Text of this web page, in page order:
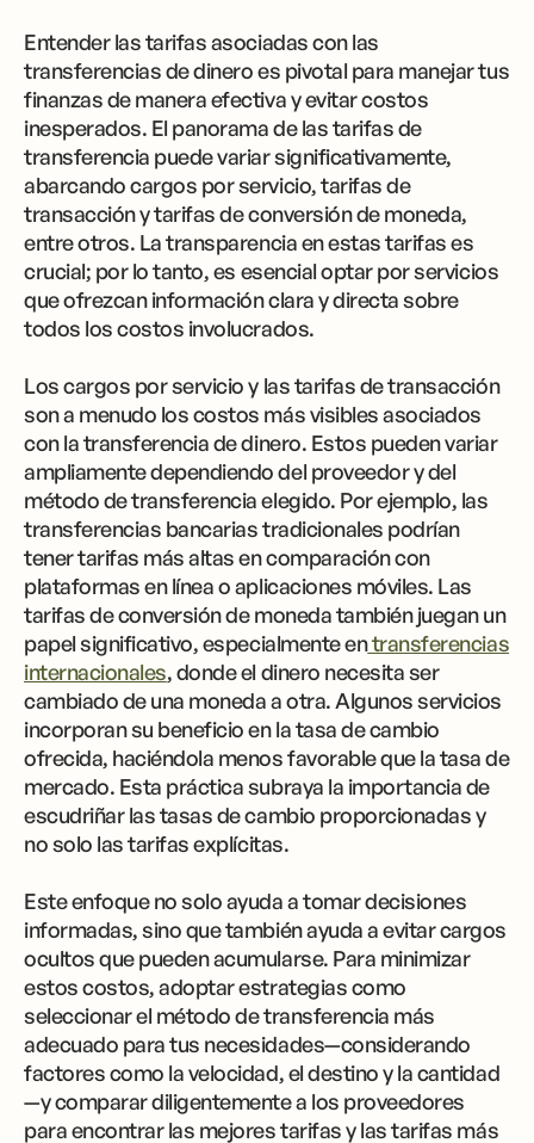
Entender las tarifas asociadas con las
transferencias de dinero es pivotal para manejar tus
finanzas de manera efectiva y evitar costos
inesperados. El panorama de las tarifas de
transferencia puede variar significativamente,
abarcando cargos por servicio, tarifas de
transacción y tarifas de conversión de moneda,
entre otros. La transparencia en estas tarifas es
crucial; por lo tanto, es esencial optar por servicios
que ofrezcan información clara y directa sobre
todos los costos involucrados.
Los cargos por servicio y las tarifas de transacción
son a menudo los costos más visibles asociados
con la transferencia de dinero. Estos pueden variar
ampliamente dependiendo del proveedor y del
método de transferencia elegido. Por ejemplo, las
transferencias bancarias tradicionales podrían
tener tarifas más altas en comparación con
plataformas en línea o aplicaciones móviles. Las
tarifas de conversión de moneda también juegan un
papel significativo, especialmente entransferencias
internacionales, donde el dinero necesita ser
cambiado de una moneda a otra. Algunos servicios
incorporan su beneficio en la tasa de cambio
ofrecida, haciéndola menos favorable que la tasa de
mercado. Esta práctica subraya la importancia de
escudriñar las tasas de cambio proporcionadas y
no solo las tarifas explícitas.
Este enfoque no solo ayuda a tomar decisiones
informadas, sino que también ayuda a evitar cargos
ocultos que pueden acumularse. Para minimizar
estos costos, adoptar estrategias como
seleccionar el método de transferencia más
adecuado para tus necesidades—considerando
factores como la velocidad, el destino y la cantidad
—y comparar diligentemente a los proveedores
para encontrar las mejores tarifas y las tarifas más